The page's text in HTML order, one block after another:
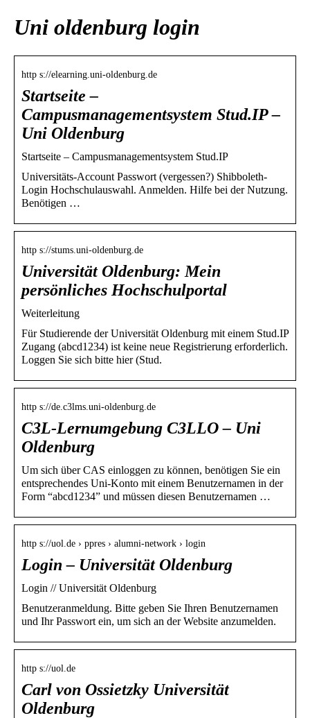
Uni oldenburg login
http s://elearning.uni-oldenburg.de
Startseite –
Campusmanagementsystem Stud.IP –
Uni Oldenburg
Startseite – Campusmanagementsystem Stud.IP
Universitäts-Account Passwort (vergessen?) Shibboleth-
Login Hochschulauswahl. Anmelden. Hilfe bei der Nutzung.
Benötigen …
http s://stums.uni-oldenburg.de
Universität Oldenburg: Mein
persönliches Hochschulportal
Weiterleitung
Für Studierende der Universität Oldenburg mit einem Stud.IP
Zugang (abcd1234) ist keine neue Registrierung erforderlich.
Loggen Sie sich bitte hier (Stud.
http s://de.c3lms.uni-oldenburg.de
C3L-Lernumgebung C3LLO – Uni
Oldenburg
Um sich über CAS einloggen zu können, benötigen Sie ein
entsprechendes Uni-Konto mit einem Benutzernamen in der
Form “abcd1234” und müssen diesen Benutzernamen …
http s://uol.de › ppres › alumni-network › login
Login – Universität Oldenburg
Login // Universität Oldenburg
Benutzeranmeldung. Bitte geben Sie Ihren Benutzernamen
und Ihr Passwort ein, um sich an der Website anzumelden.
http s://uol.de
Carl von Ossietzky Universität
Oldenburg